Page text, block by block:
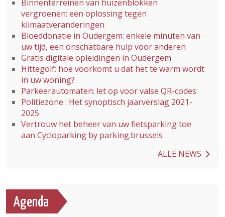
Binnenterreinen van huizenblokken
vergroenen: een oplossing tegen
klimaatveranderingen
Bloeddonatie in Oudergem: enkele minuten van
uw tijd, een onschatbare hulp voor anderen
Gratis digitale opleidingen in Oudergem
Hittegolf: hoe voorkomt u dat het te warm wordt
in uw woning?
Parkeerautomaten: let op voor valse QR-codes
Politiezone : Het synoptisch jaarverslag 2021-
2025
Vertrouw het beheer van uw fietsparking toe
aan Cycloparking by parking.brussels
ALLE NEWS
Agenda